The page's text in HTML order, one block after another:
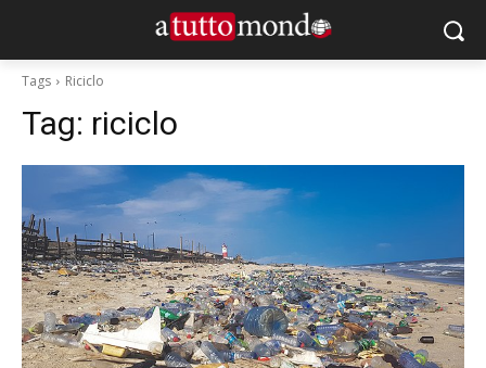
Tags Riciclo
Tag: riciclo